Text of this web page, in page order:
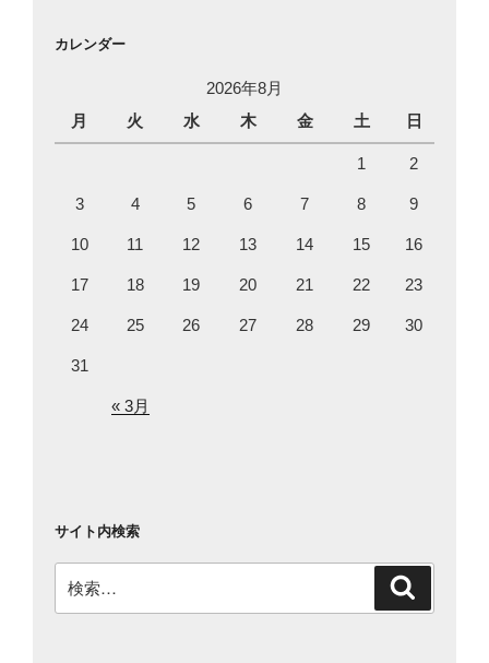
カレンダー
2026年8月
月
火 水 木 金 土 日
1 2
3 4 5 6 7 8 9
10 11 12 13 14 15 16
17 18 19 20 21 22 23
24 25 26 27 28 29 30
31
« 3月
サイト内検索
索: